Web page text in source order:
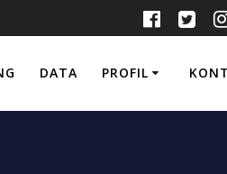
DATA PROFIL